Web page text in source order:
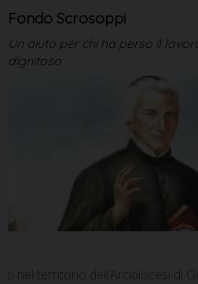
Fondo Scrosoppi
Un aiuto per chi ha perso il
dignitoso
ti nel territorio dell’Arcidiocesi di